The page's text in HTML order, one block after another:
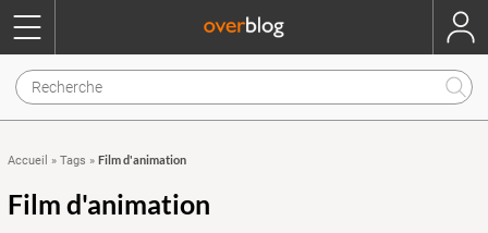
Accueil » Tags » Film d'animation
Film d'animation